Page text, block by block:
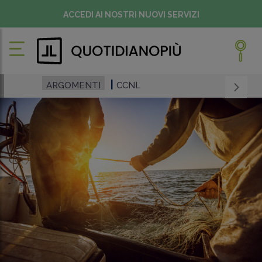
ACCEDI AI NOSTRI NUOVI SERVIZI
ARGOMENTI CCNL